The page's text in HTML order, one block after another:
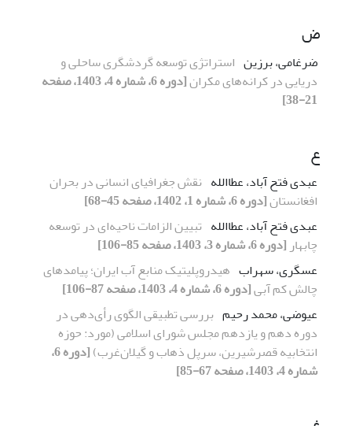
ض
ضرغامی، برزین استراتژی توسعه گردشگری ساحلی و
دریایی در کرانه‌های مکران
[دوره 6، شماره 4، 1403، صفحه
21-38]
ع
عبدی فتح آباد، عطاالله نقش جغرافیای انسانی در بحران
افغانستان[دوره 6، شماره 1، 1402، صفحه 45-68]
عبدی فتح آباد، عطاالله تبیین الزامات ناحیه‌ای در توسعه
چابهار [دوره 6، شماره 3، 1403، صفحه 85-106]
عسگری، سهراب هیدروپلیتیک منابع آب ایران؛ پیامدهای
چالش کم آبی[دوره 6، شماره 4، 1403، صفحه 87-106]
عیوضی، محمد رحیم بررسی تطبیقی الگوی رأی‌دهی در
دوره دهم و یازدهم مجلس شورای اسلامی (مورد: حوزه
انتخابیه قصرشیرین، سرپل ذهاب و گیلان‌غرب)
[دوره 6،
شماره 4، 1403، صفحه 67-85]